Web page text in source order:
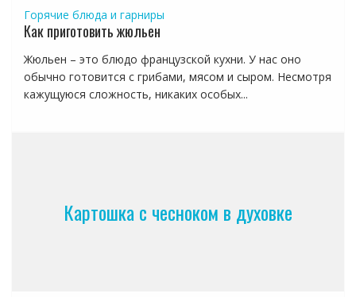
Горячие блюда и гарниры
Как приготовить жюльен
Жюльен – это блюдо французской кухни. У нас оно
обычно готовится с грибами, мясом и сыром. Несмотря
кажущуюся сложность, никаких особых...
Картошка с чесноком в духовке